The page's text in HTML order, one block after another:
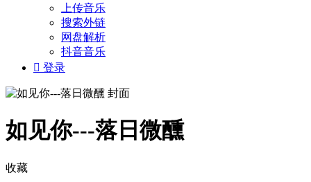
上传音乐
搜索外链
网盘解析
抖音音乐
 登录
如见你---落日微醺
收藏